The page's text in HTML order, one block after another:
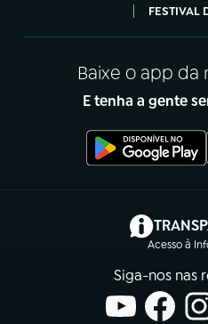
FESTIVAL
Baixe o app da
E tenha a gente
Acesso à
Siga-nos nas